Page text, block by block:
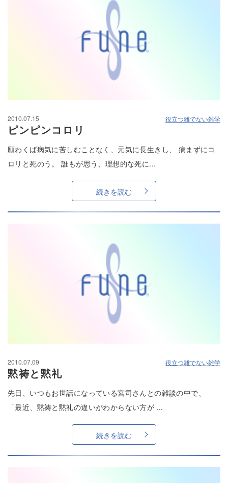
2010.07.15 役立つ雑でない雑学
ピンピンコロリ
願わくば病気に苦しむことなく、元気に長生きし、 病まずにコ
ロリと死のう。 誰もが思う、理想的な死に...
続きを読む
2010.07.09 役立つ雑でない雑学
黙祷と黙礼
先日、いつもお世話になっている宮司さんとの雑談の中で、
「最近、黙祷と黙礼の違いがわからない方が ...
続きを読む